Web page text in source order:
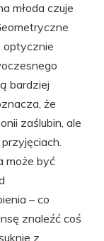
młoda czuje
optycznie
bardziej
że
zaślubin, ale
może być
– co
znaleźć coś
z